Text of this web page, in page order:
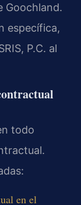
Goochland.
específica,
P.C. al
todo
en el